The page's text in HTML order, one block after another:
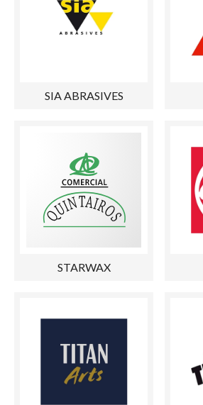
SIA ABRASIVES
STARWAX